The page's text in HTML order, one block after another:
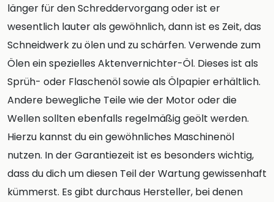
länger für den Schreddervorgang oder ist er
wesentlich lauter als gewöhnlich, dann ist es Zeit, das
Schneidwerk zu ölen und zu schärfen. Verwende zum
Ölen ein spezielles Aktenvernichter-Öl. Dieses ist als
Sprüh- oder Flaschenöl sowie als Ölpapier erhältlich.
Andere bewegliche Teile wie der Motor oder die
Wellen sollten ebenfalls regelmäßig geölt werden.
Hierzu kannst du ein gewöhnliches Maschinenöl
nutzen. In der Garantiezeit ist es besonders wichtig,
dass du dich um diesen Teil der Wartung gewissenhaft
kümmerst. Es gibt durchaus Hersteller, bei denen